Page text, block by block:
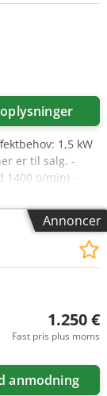
1,5 kW
er til salg. -
1400 o/min) -
Annoncer
1.250 €
Fast pris plus moms
anmodning